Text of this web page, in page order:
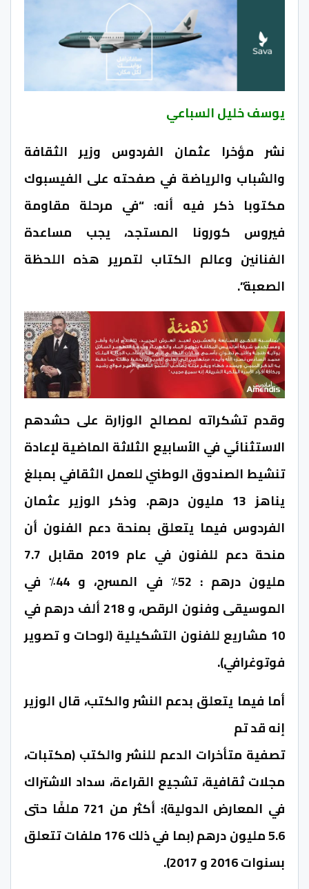
يوسف خليل السباعي
نشر مؤخرا عثمان الفردوس وزير الثقافة
والشباب والرياضة في صفحته على الفيسبوك
مكتوبا ذكر فيه أنه: “في مرحلة مقاومة
فيروس كورونا المستجد، يجب مساعدة
الفنانين وعالم الكتاب لتمرير هذه اللحظة
الصعبة”.
وقدم تشكراته لمصالح الوزارة على حشدهم
الاستثنائي في الأسابيع الثلاثة الماضية لإعادة
تنشيط الصندوق الوطني للعمل الثقافي بمبلغ
يناهز 13 مليون درهم. وذكر الوزير عثمان
الفردوس فيما يتعلق بمنحة دعم الفنون أن
منحة دعم للفنون في عام 2019 مقابل 7.7
مليون درهم : 52٪ في المسرح، و 44٪ في
الموسيقى وفنون الرقص، و 218 ألف درهم في
10 مشاريع للفنون التشكيلية (لوحات و تصوير
فوتوغرافي).
أما فيما يتعلق بدعم النشر والكتب، قال الوزير
إنه قد تم
تصفية متأخرات الدعم للنشر والكتب (مكتبات،
مجلات ثقافية، تشجيع القراءة، سداد الاشتراك
في المعارض الدولية): أكثر من 721 ملفًا حتى
5.6 مليون درهم (بما في ذلك 176 ملفات تتعلق
بسنوات 2016 و 2017).